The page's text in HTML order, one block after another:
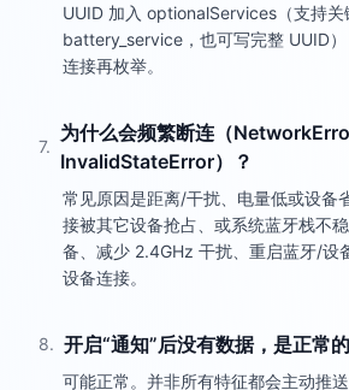
UUID 加入 optionalServices（支持关
battery_service，也可写完整 UUID
连接再枚举。
7.
为什么会频繁断连（
InvalidStateError）？
常见原因是距离/干扰、电量低或设备
接被其它设备抢占、或系统蓝牙栈不
备、减少 2.4GHz 干扰、重启蓝牙/设
设备连接。
8. 开启“通知”后没有数据，是正常
可能正常。并非所有特征都会主动推